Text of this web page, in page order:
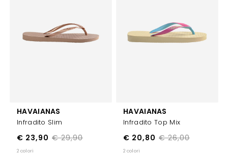
HAVAIANAS
Infradito Slim
€ 29,90
€ 23,90
2 colori
HAVAIANAS
Infradito Top Mix
€ 26,00
€ 20,80
2 colori